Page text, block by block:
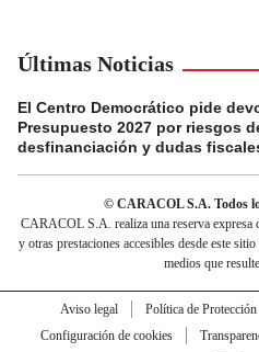
Últimas Noticias
El Centro Democrático pide
Presupuesto 2027 por riesgos
desfinanciación y dudas
© CARACOL S.A. Todos
CARACOL S.A. realiza una reserva expresa
y otras prestaciones accesibles desde este
medios que
Aviso legal Política de
Configuración de cookies